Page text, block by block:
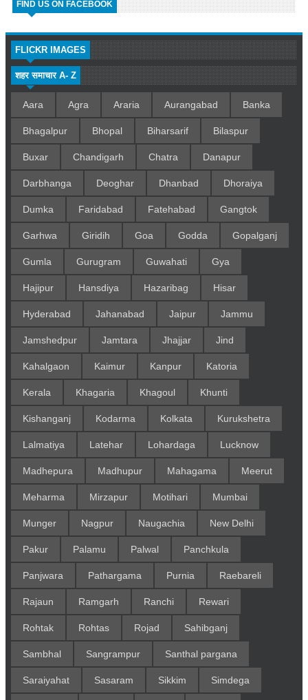
FIND US ON FACEBOOK
FLICKR IMAGES
शहर समाचार A- Z
Aara Agra Araria Aurangabad Banka
Bhagalpur Bhopal Biharsarif Bilaspur
Buxar Chandigarh Chatra Danapur
Darbhanga Deoghar Dhanbad Dhoraiya
Dumka Faridabad Fatehabad Gangtok
Garhwa Giridih Goa Godda Gopalganj
Gumla Gurugram Guwahati Gya
Hajipur Hansdiya Hazaribag Hisar
Hyderabad Jahanabad Jaipur Jammu
Jamshedpur Jamtara Jhajjar Jind
Kahalgaon Kaimur Kanpur Katoria
Kerala Khagaria Khagoul Khunti
Kishanganj Kodarma Kolkata Kurukshetra
Lalmatiya Latehar Lohardaga Lucknow
Madhepura Madhupur Mahagama Meerut
Meharma Mirzapur Motihari Mumbai
Munger Nagpur Naugachia New Delhi
Pakur Palamu Palwal Panchkula
Panjwara Pathargama Purnia Raebareli
Rajaun Ramgarh Ranchi Rewari
Rohtak Rohtas Rojad Sahibganj
Sambhal Sangrampur Santhal pargana
Saraiyahat Sasaram Sikkim Simdega